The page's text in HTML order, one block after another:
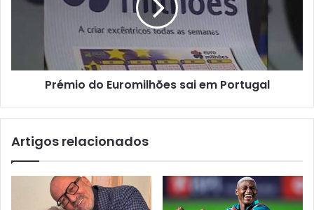
Prémio do Euromilhões sai em Portugal
Artigos relacionados